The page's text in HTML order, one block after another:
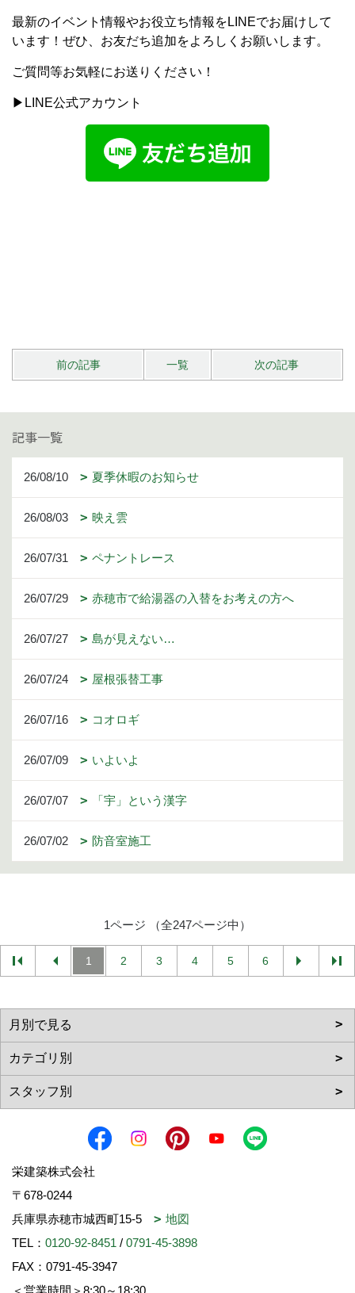
最新のイベント情報やお役立ち情報をLINEでお届けして
います！ぜひ、お友だち追加をよろしくお願いします。
ご質問等お気軽にお送りください！
▶LINE公式アカウント
前の記事 一覧 次の記事
記事一覧
26/08/10 夏季休暇のお知らせ
26/08/03 映え雲
26/07/31 ペナントレース
26/07/29 赤穂市で給湯器の入替をお考えの方へ
26/07/27 島が見えない…
26/07/24 屋根張替工事
26/07/16 コオロギ
26/07/09 いよいよ
26/07/07 「宇」という漢字
26/07/02 防音室施工
1ページ （全247ページ中）
1 2 3 4 5 6
栄建築株式会社
〒678-0244
兵庫県赤穂市城西町15-5
地図
TEL： 0120-92-8451 / 0791-45-3898
FAX：0791-45-3947
＜営業時間＞8:30～18:30